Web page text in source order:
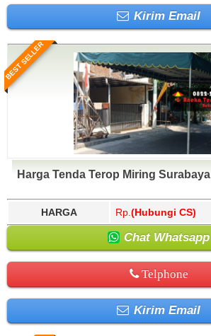
Kirim Email
BEST SELLER
Harga Tenda Terop Miring Surabaya
HARGA Rp. (Hubungi CS)
Chat Whatsapp
Telphone
Kirim Email